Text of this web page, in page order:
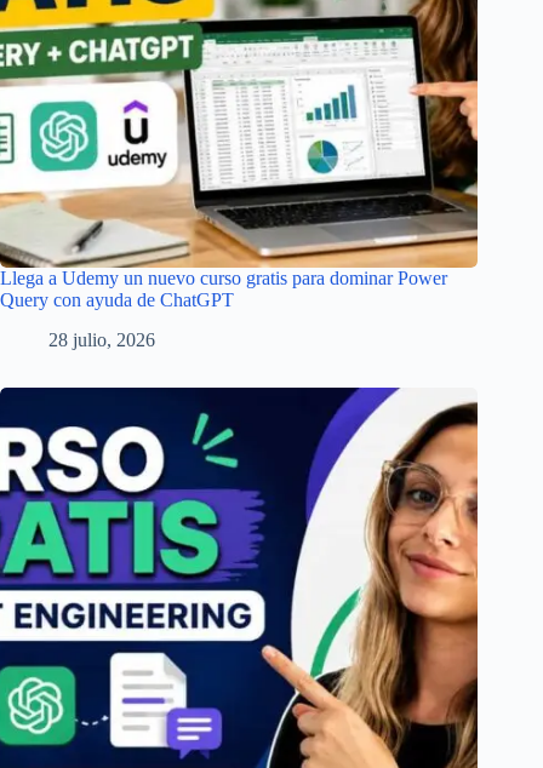
Llega a Udemy un nuevo curso gratis para dominar Power
Query con ayuda de ChatGPT
28 julio, 2026